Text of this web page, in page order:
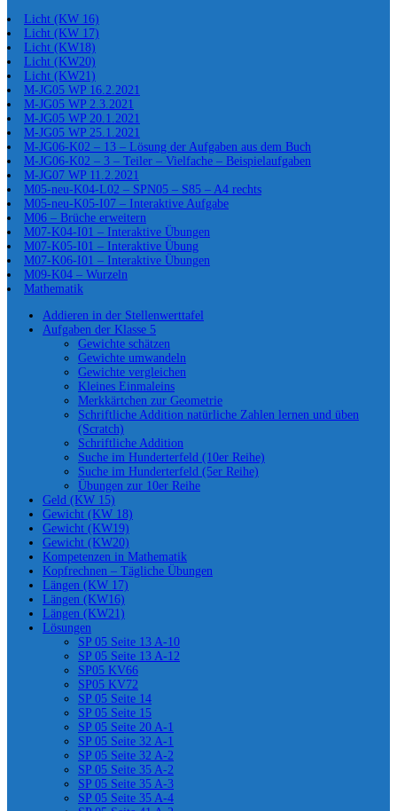
Licht (KW 16)
Licht (KW 17)
Licht (KW18)
Licht (KW20)
Licht (KW21)
M-JG05 WP 16.2.2021
M-JG05 WP 2.3.2021
M-JG05 WP 20.1.2021
M-JG05 WP 25.1.2021
M-JG06-K02 – 13 – Lösung der Aufgaben aus dem Buch
M-JG06-K02 – 3 – Teiler – Vielfache – Beispielaufgaben
M-JG07 WP 11.2.2021
M05-neu-K04-L02 – SPN05 – S85 – A4 rechts
M05-neu-K05-I07 – Interaktive Aufgabe
M06 – Brüche erweitern
M07-K04-I01 – Interaktive Übungen
M07-K05-I01 – Interaktive Übung
M07-K06-I01 – Interaktive Übungen
M09-K04 – Wurzeln
Mathematik
Addieren in der Stellenwerttafel
Aufgaben der Klasse 5
Gewichte schätzen
Gewichte umwandeln
Gewichte vergleichen
Kleines Einmaleins
Merkkärtchen zur Geometrie
Schriftliche Addition natürliche Zahlen lernen und üben
(Scratch)
Schriftliche Addition
Suche im Hunderterfeld (10er Reihe)
Suche im Hunderterfeld (5er Reihe)
Übungen zur 10er Reihe
Geld (KW 15)
Gewicht (KW 18)
Gewicht (KW19)
Gewicht (KW20)
Kompetenzen in Mathematik
Kopfrechnen – Tägliche Übungen
Längen (KW 17)
Längen (KW16)
Längen (KW21)
Lösungen
SP 05 Seite 13 A-10
SP 05 Seite 13 A-12
SP05 KV66
SP05 KV72
SP 05 Seite 14
SP 05 Seite 15
SP 05 Seite 20 A-1
SP 05 Seite 32 A-1
SP 05 Seite 32 A-2
SP 05 Seite 35 A-2
SP 05 Seite 35 A-3
SP 05 Seite 35 A-4